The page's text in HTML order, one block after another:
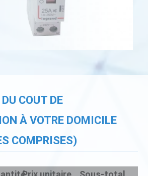
COUT DE
À VOTRE DOMICILE
COMPRISES)